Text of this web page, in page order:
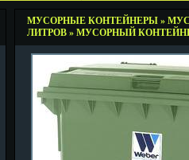
МУСОРНЫЕ КОНТЕЙНЕРЫ »
ЛИТРОВ » МУСОРНЫЙ